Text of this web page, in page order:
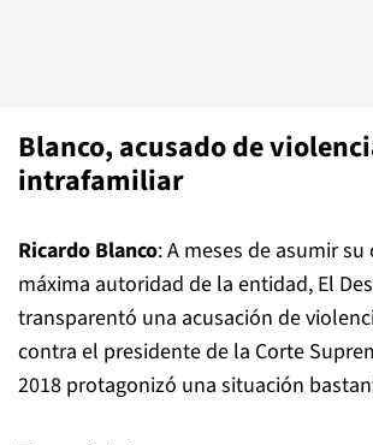
Blanco, acusado de
intrafamiliar
Ricardo Blanco: A meses de asumir
máxima autoridad de la entidad, El
transparentó una acusación de
contra el presidente de la Corte
2018 protagonizó una situación